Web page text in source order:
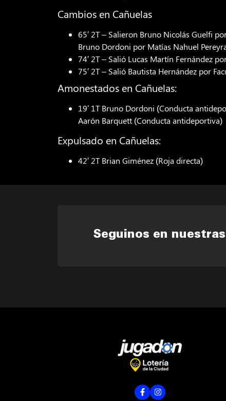
Cambios en Cañuelas
65′ 2T – Salieron Bruno Nicolás Guelfi
Bruno Dordoni por Matías Nahuel
74′ 2T – Salió Lucas Martín Fernández
75′ 2T – Salió Bautista Hernández por
Amonestados en Cañuelas:
19′ 1T Bruno Dordoni (Conducta
Aarón Barquett (Conducta antideportiva)
Expulsado en Cañuelas:
42′ 2T Brian Giménez (Roja directa)
Seguinos en